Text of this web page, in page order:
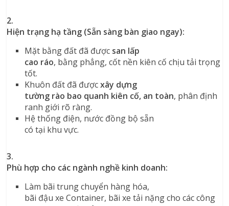
2.
Hiện trạng hạ tầng (Sẵn sàng bàn giao ngay):
Mặt bằng đất đã được san lấp
cao ráo, bằng phẳng, cốt nền kiên cố chịu tải trọng
tốt.
Khuôn đất đã đượcxây dựng
tường rào bao quanh kiên cố, an toàn, phân định
ranh giới rõ ràng.
Hệ thống điện, nước đồng bộ sẵn
có tại khu vực.
3.
Phù hợp cho các ngành nghề kinh doanh:
Làm bãi trung chuyển hàng hóa,
bãi đậu xe Container, bãi xe tải nặng cho các công